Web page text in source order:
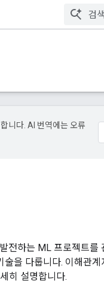
니다. AI 번역에는 오류
전하는 ML 프로젝트를
을 다룹니다. 이해관
히 설명합니다.